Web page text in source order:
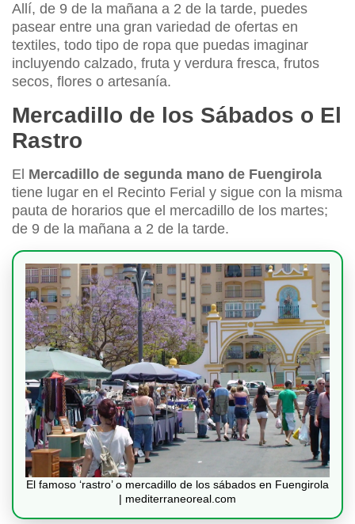
Allí, de 9 de la mañana a 2 de la tarde, puedes
pasear entre una gran variedad de ofertas en
textiles, todo tipo de ropa que puedas imaginar
incluyendo calzado, fruta y verdura fresca, frutos
secos, flores o artesanía.
Mercadillo de los Sábados o El
Rastro
El Mercadillo de segunda mano de Fuengirola
tiene lugar en el Recinto Ferial y sigue con la misma
pauta de horarios que el mercadillo de los martes;
de 9 de la mañana a 2 de la tarde.
El famoso ‘rastro’ o mercadillo de los sábados en Fuengirola
| mediterraneoreal.com